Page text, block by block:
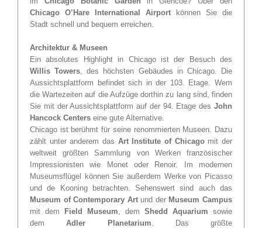
Chicago O’Hare International Airport können Sie die
Stadt schnell und bequem erreichen.
Architektur & Museen
Ein absolutes Highlight in Chicago ist der Besuch des
Willis Towers , des höchsten Gebäudes in Chicago. Die
Aussichtsplattform befindet sich in der 103. Etage. Wem
die Wartezeiten auf die Aufzüge dorthin zu lang sind, finden
Sie mit der Aussichtsplattform auf der 94. Etage des John
Hancock Centers eine gute Alternative.
Chicago ist berühmt für seine renommierten Museen. Dazu
zählt unter anderem das Art Institute of Chicagomit der
weltweit größten Sammlung von Werken französischer
Impressionisten wie Monet oder Renoir. Im modernen
Museumsflügel können Sie außerdem Werke von Picasso
und de Kooning betrachten. Sehenswert sind auch das
Museum of Contemporary Artund der Museum Campus
mit dem Field Museum , dem Shedd Aquarium sowie
demAdler Planetarium . Das größte